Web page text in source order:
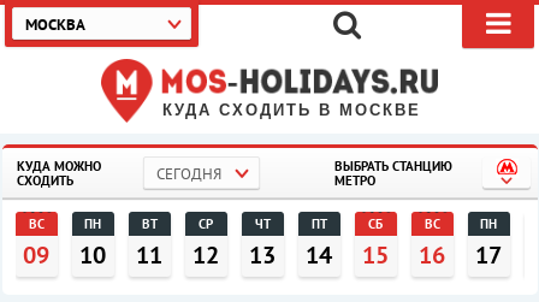
КУДА СХОДИТЬ В МОСКВЕ
МОСКВА
КУДА МОЖНО
СХОДИТЬ
СЕГОДНЯ
ВЫБРАТЬ СТАНЦИЮ
МЕТРО
ВС
09
ПН
10
ВТ
11
СР
12
ЧТ
13
ПТ
14
СБ
15
ВС
16
ПН
17